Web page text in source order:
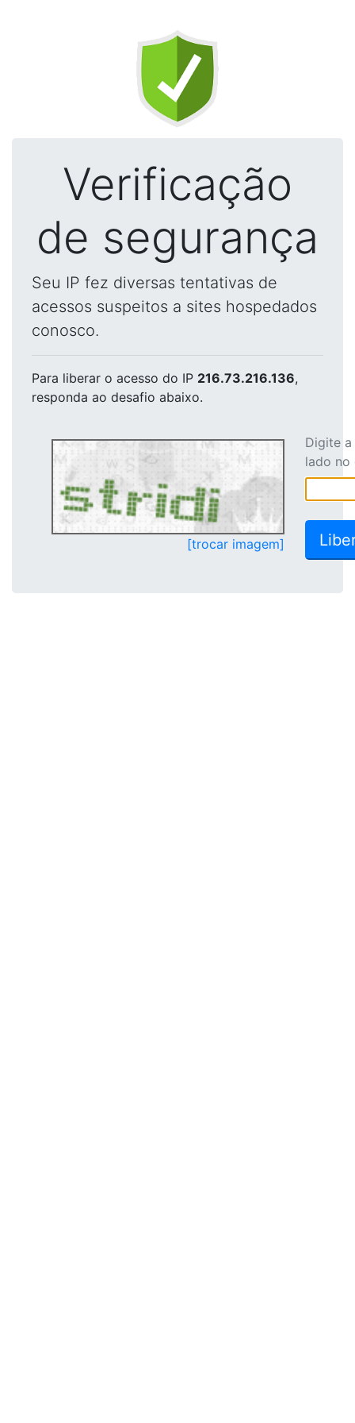
Verificação
de segurança
Seu IP fez diversas tentativas de
acessos suspeitos a sites hospedados
conosco.
Para liberar o acesso do IP 216.73.216.136,
responda ao desafio abaixo.
[trocar imagem]
Digite
lado no